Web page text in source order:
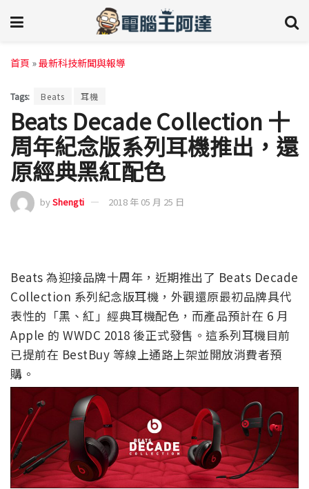
首頁 »最新科技新聞與報導
Tags: Beats 耳機
Beats Decade Collection 十
周年紀念版系列耳機推出，還
原經典黑紅配色
byShengti 2018 年 05 月 25 日
Beats 為迎接品牌十周年，近期推出了 Beats Decade
Collection 系列紀念版耳機，外觀還原最初品牌具代
表性的「黑、紅」經典耳機配色，而產品預計在 6 月
Apple 的 WWDC 2018 後正式發售。這系列耳機目前
已提前在 BestBuy 等線上通路上架並開放消費者預
購。